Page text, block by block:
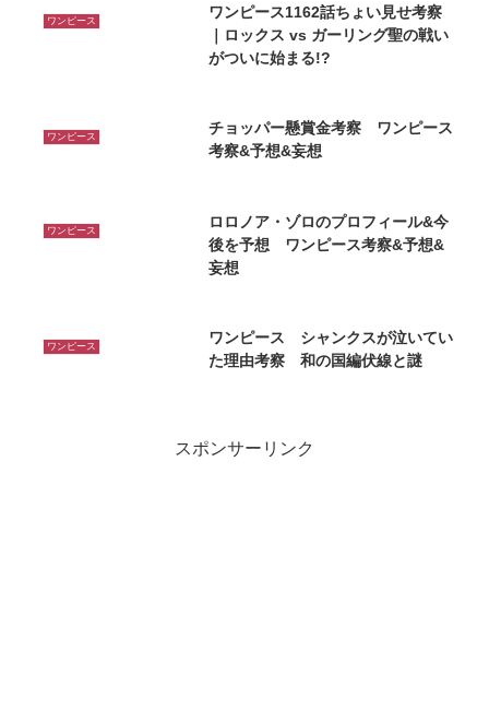
ワンピース
ワンピース1162話ちょい見せ考察
｜ロックス vs ガーリング聖の戦い
がついに始まる!?
ワンピース
チョッパー懸賞金考察 ワンピース
考察&予想&妄想
ワンピース
ロロノア・ゾロのプロフィール&今
後を予想 ワンピース考察&予想&
妄想
ワンピース
ワンピース シャンクスが泣いてい
た理由考察 和の国編伏線と謎
スポンサーリンク